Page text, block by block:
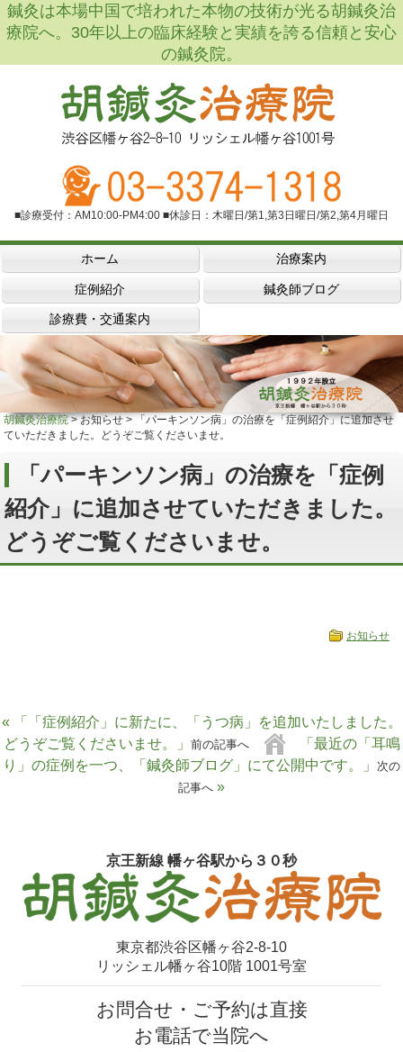
鍼灸は本場中国で培われた本物の技術が光る胡鍼灸治
療院へ。30年以上の臨床経験と実績を誇る信頼と安心
の鍼灸院。
■診療受付：AM10:00-PM4:00 ■休診日：木曜日/第1,第3日曜日/第2,第4月曜日
ホーム 治療案内
症例紹介 鍼灸師ブログ
診療費・交通案内
胡鍼灸治療院>お知らせ>「パーキンソン病」の治療を「症例紹介」に追加させ
ていただきました。どうぞご覧くださいませ。
「パーキンソン病」の治療を「症例
紹介」に追加させていただきました。
どうぞご覧くださいませ。
お知らせ
« 「「症例紹介」に新たに、「うつ病」を追加いたしました。
どうぞご覧くださいませ。」 前の記事へ
「最近の「耳鳴
り」の症例を一つ、「鍼灸師ブログ」にて公開中です。」
次の
記事へ »
京王新線 幡ヶ谷駅から３０秒
東京都渋谷区幡ヶ谷2-8-10
リッシェル幡ヶ谷10階 1001号室
お問合せ・ご予約は直接
お電話で当院へ